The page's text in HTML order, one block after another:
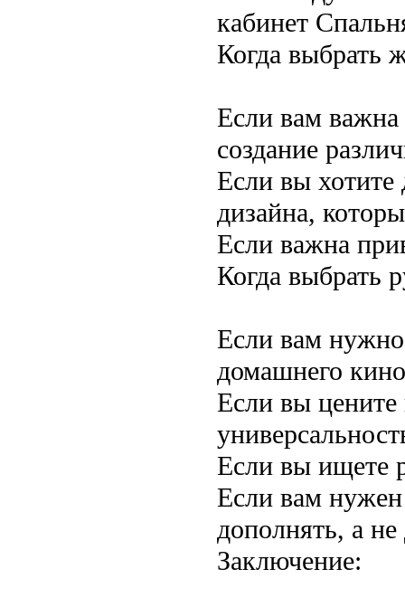
кабинет
Когда выбрать
Если вам важна
создание
Если вы хотите
дизайна,
Если важна
Когда выбрать
Если вам нужно
домашнего
Если вы цените
Если вы ищете
Если вам нужен
дополнять, а
Заключение: